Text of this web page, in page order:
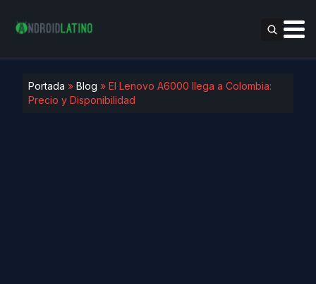
Portada » Blog » El Lenovo A6000 llega a Colombia:
Precio y Disponibilidad